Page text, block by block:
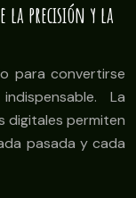
la precisión y la
para convertirse
La
digitales permiten
pasada y cada